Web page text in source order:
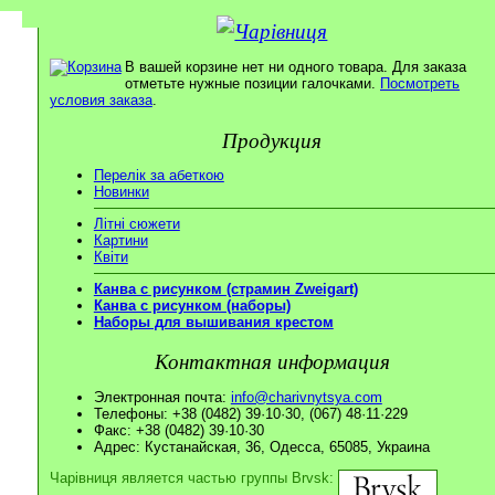
В вашей корзине нет ни одного товара. Для заказа
отметьте нужные позиции галочками. Посмотреть
условия заказа.
Продукция
Перелік за абеткою
Новинки
Літні сюжети
Картини
Квіти
Канва с рисунком (страмин Zweigart)
Канва с рисунком (наборы)
Наборы для вышивания крестом
Контактная информация
Электронная почта: info@charivnytsya.com
Телефоны: +38 (0482) 39·10·30, (067) 48·11·229
Факс: +38 (0482) 39·10·30
Адрес: Кустанайская, 36, Одесса, 65085, Украина
Чарівниця является частью группы Brvsk: